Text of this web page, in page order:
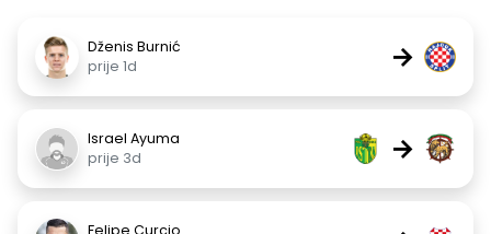
Dženis Burnić
prije 1d
→
Israel Ayuma
prije 3d
→
Felipe Curcio